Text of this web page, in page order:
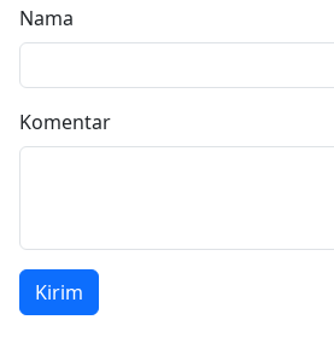
Nama
Komentar
Kirim